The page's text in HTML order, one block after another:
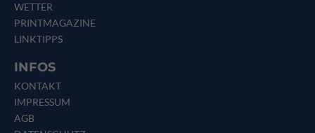
WETTER
PRINTMAGAZINE
LINKTIPPS
INFOS
KONTAKT
IMPRESSUM
AGB